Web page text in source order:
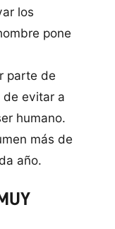
los
pone
parte de
de evitar a
humano.
más de
año.